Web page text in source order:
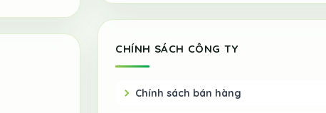
CHÍNH SÁCH CÔNG TY
Chính sách bán hàng